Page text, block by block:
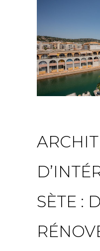
SÈTE :